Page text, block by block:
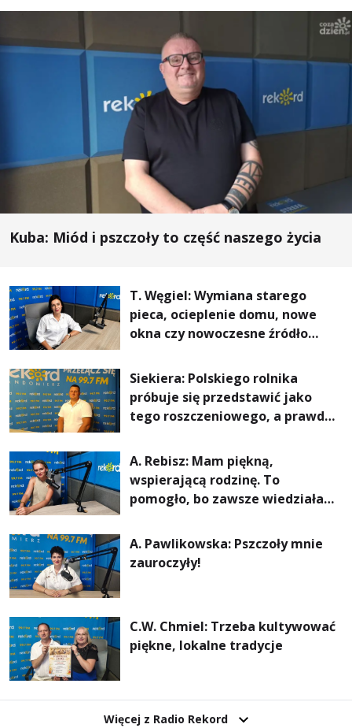
Kuba: Miód i pszczoły to część naszego życia
T. Węgiel: Wymiana starego
pieca, ocieplenie domu, nowe
okna czy nowoczesne źródło
rachunki za energię, lepszy
komfort życia i... czystsze
powietrze
Siekiera: Polskiego rolnika
próbuje się przedstawić jako
tego roszczeniowego, a prawda
A. Rebisz: Mam piękną,
wspierającą rodzinę. To
pomogło, bo zawsze wiedziałam,
najważniejsza
A. Pawlikowska: Pszczoły mnie
zauroczyły!
C.W. Chmiel: Trzeba kultywować
piękne, lokalne tradycje
Więcej z Radio Rekord